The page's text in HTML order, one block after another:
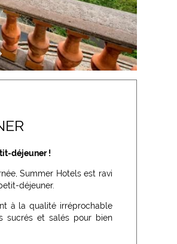
déjeuner !
Summer Hotels est ravi
déjeuner.
à la qualité irréprochable
sucrés et salés pour bien